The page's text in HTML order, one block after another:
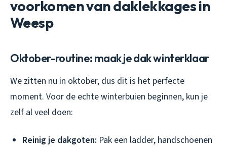
voorkomen van daklekkages in
Weesp
Oktober-routine: maak je dak winterklaar
We zitten nu in oktober, dus dit is het perfecte
moment. Voor de echte winterbuien beginnen, kun je
zelf al veel doen:
Reinig je dakgoten: Pak een ladder, handschoenen